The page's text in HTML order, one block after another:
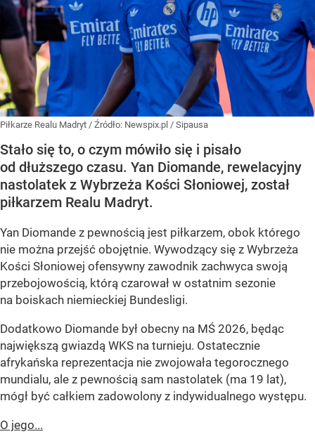
Piłkarze Realu Madryt / Źródło: Newspix.pl / Sipausa
Stało się to, o czym mówiło się i pisało
od dłuższego czasu. Yan Diomande, rewelacyjny
nastolatek z Wybrzeża Kości Słoniowej, został
piłkarzem Realu Madryt.
Yan Diomande z pewnością jest piłkarzem, obok którego
nie można przejść obojętnie. Wywodzący się z Wybrzeża
Kości Słoniowej ofensywny zawodnik zachwyca swoją
przebojowością, którą czarował w ostatnim sezonie
na boiskach niemieckiej Bundesligi.
Dodatkowo Diomande był obecny na MŚ 2026, będąc
największą gwiazdą WKS na turnieju. Ostatecznie
afrykańska reprezentacja nie zwojowała tegorocznego
mundialu, ale z pewnością sam nastolatek (ma 19 lat),
mógł być całkiem zadowolony z indywidualnego występu.
O jego...